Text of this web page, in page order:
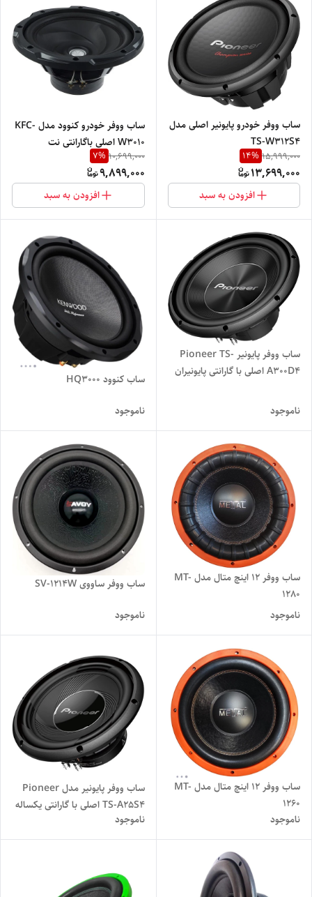
ساب ووفر خودرو پایونیر اصلی مدل
TS-W312S4
15,999,000
14%
13,699,000
افزودن به سبد
ساب ووفر خودرو کنوود مدل KFC-
W3010 اصلی باگارانتی نت
الکترونیک
10,699,000
7%
9,899,000
افزودن به سبد
ساب ووفر پایونیر Pioneer TS-
A300D4 اصلی با گارانتی پایونیران
ناموجود
ساب کنوود HQ3000
ناموجود
ساب ووفر 12 اینچ متال مدل MT-
1280
ناموجود
ساب ووفر ساووی SV-1214W
ناموجود
ساب ووفر 12 اینچ متال مدل MT-
1260
ناموجود
ساب ووفر پایونیر مدل Pioneer
TS-A25S4 اصلی با گارانتی یکساله
پایونیران
ناموجود